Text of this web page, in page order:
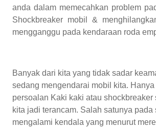
anda dalam memecahkan problem
Shockbreaker mobil &
mengganggu pada kendaraan roda
Banyak dari kita yang tidak sadar
sedang mengendarai mobil kita. Hanya
persoalan Kaki kaki atau shockbreaker
kita jadi terancam. Salah satunya pada
mengalami kendala yang menurut